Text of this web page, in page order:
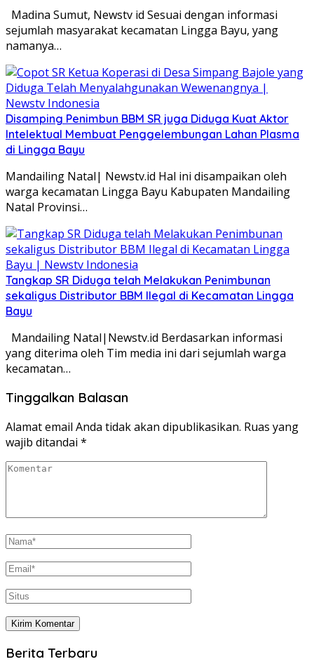
Madina Sumut, Newstv id Sesuai dengan informasi
sejumlah masyarakat kecamatan Lingga Bayu, yang
namanya…
Disamping Penimbun BBM SR juga Diduga Kuat Aktor
Intelektual Membuat Penggelembungan Lahan Plasma
di Lingga Bayu
Mandailing Natal| Newstv.id Hal ini disampaikan oleh
warga kecamatan Lingga Bayu Kabupaten Mandailing
Natal Provinsi…
Tangkap SR Diduga telah Melakukan Penimbunan
sekaligus Distributor BBM Ilegal di Kecamatan Lingga
Bayu
Mandailing Natal|Newstv.id Berdasarkan informasi
yang diterima oleh Tim media ini dari sejumlah warga
kecamatan…
Tinggalkan Balasan
Alamat email Anda tidak akan dipublikasikan. Ruas yang
wajib ditandai *
Berita Terbaru